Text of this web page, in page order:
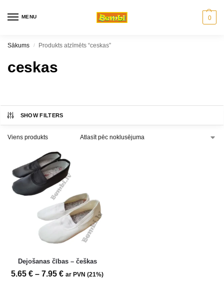
MENU 0
Sākums / Produkts atzīmēts “ceskas”
ceskas
SHOW FILTERS
Viens produkts
Dejošanas čības – češkas
5.65 € – 7.95 € ar PVN (21%)